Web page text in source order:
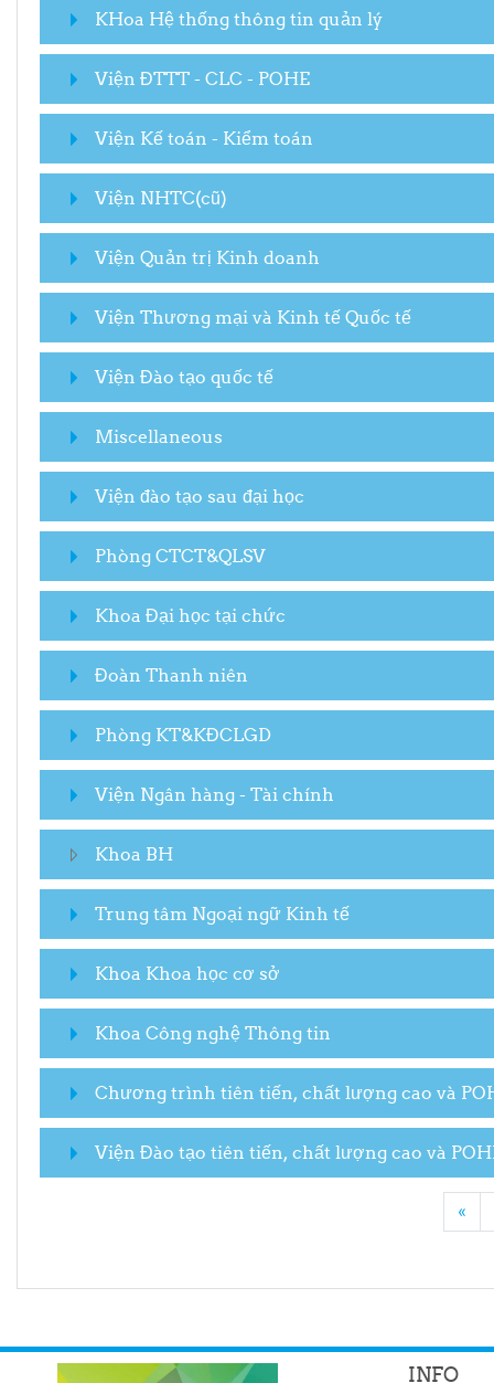
KHoa Hệ thống thông tin quản lý
Viện ĐTTT - CLC - POHE
Viện Kế toán - Kiểm toán
Viện NHTC(cũ)
Viện Quản trị Kinh doanh
Viện Thương mại và Kinh tế Quốc tế
Viện Đào tạo quốc tế
Miscellaneous
Viện đào tạo sau đại học
Phòng CTCT&QLSV
Khoa Đại học tại chức
Đoàn Thanh niên
Phòng KT&KĐCLGD
Viện Ngân hàng - Tài chính
Khoa BH
Trung tâm Ngoại ngữ Kinh tế
Khoa Khoa học cơ sở
Khoa Công nghệ Thông tin
Chương trình tiên tiến, chất lượng cao và
Viện Đào tạo tiên tiến, chất lượng cao và
«
INFO